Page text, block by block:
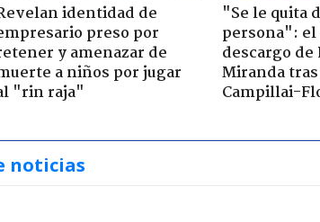
identidad de
preso por
y amenazar de
a niños por jugar
"rin raja"
"Se le quita
persona":
descargo de
Miranda
Campillai-
noticias